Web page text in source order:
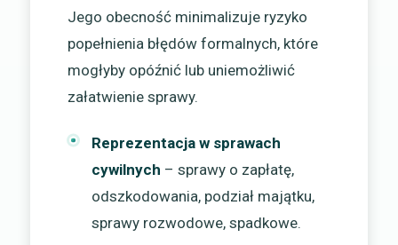
Jego obecność minimalizuje ryzyko
popełnienia błędów formalnych, które
mogłyby opóźnić lub uniemożliwić
załatwienie sprawy.
Reprezentacja w sprawach
cywilnych – sprawy o zapłatę,
odszkodowania, podział majątku,
sprawy rozwodowe, spadkowe.